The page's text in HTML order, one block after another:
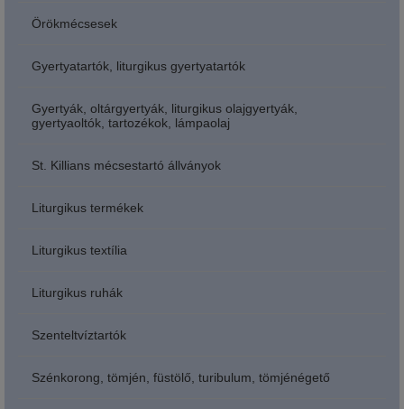
Örökmécsesek
Gyertyatartók, liturgikus gyertyatartók
Gyertyák, oltárgyertyák, liturgikus olajgyertyák,
gyertyaoltók, tartozékok, lámpaolaj
St. Killians mécsestartó állványok
Liturgikus termékek
Liturgikus textília
Liturgikus ruhák
Szenteltvíztartók
Szénkorong, tömjén, füstölő, turibulum, tömjénégető